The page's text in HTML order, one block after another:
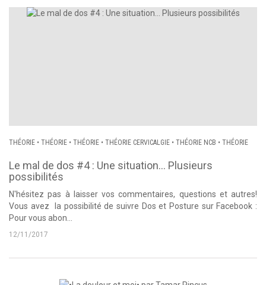
THÉORIE • THÉORIE • THÉORIE • THÉORIE CERVICALGIE • THÉORIE NCB • THÉORIE
Le mal de dos #4 : Une situation… Plusieurs
possibilités
N'hésitez pas à laisser vos commentaires, questions et autres!
Vous avez la possibilité de suivre Dos et Posture sur Facebook :
Pour vous abon...
12/11/2017